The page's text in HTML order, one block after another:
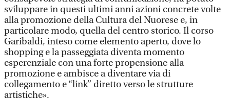
sviluppare in questi ultimi anni azioni concrete volte
alla promozione della Cultura del Nuorese e, in
particolare modo, quella del centro storico. Il corso
Garibaldi, inteso come elemento aperto, dove lo
shopping e la passeggiata diventa momento
esperenziale con una forte propensione alla
promozione e ambisce a diventare via di
collegamento e “link” diretto verso le strutture
artistiche».